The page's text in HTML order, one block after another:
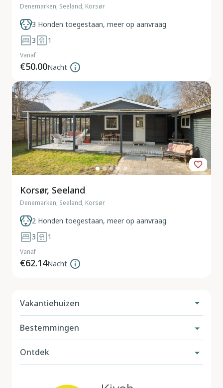
Denemarken, Seeland, Korsør
3 Honden toegestaan, meer op aanvraag
3
1
Vanaf
€50.00Nacht
Korsør, Seeland
Denemarken, Seeland, Korsør
2 Honden toegestaan, meer op aanvraag
3
1
Vanaf
€62.14Nacht
Vakantiehuizen
Vakantiehuis met hond
Aan zee
Bestemmingen
Nederland
Ontdek